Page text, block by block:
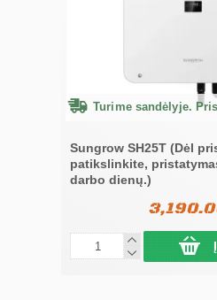
Turime sandėlyje.
Sungrow SH25T (Dėl
patikslinkite,
darbo dienų.)